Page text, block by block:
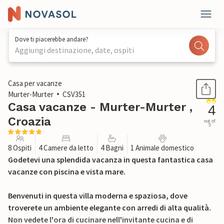
Dove ti piacerebbe andare?
Aggiungi destinazione, date, ospiti
1 / 41
Casa per vacanze
Murter-Murter
CSV351
Casa vacanze - Murter-Murter ,
Croazia
4
out of
5
8 Ospiti 4 Camere da letto 4 Bagni 1 Animale domestico
Godetevi una splendida vacanza in questa fantastica casa
vacanze con piscina e vista mare.
Benvenuti in questa villa moderna e spaziosa, dove
troverete un ambiente elegante con arredi di alta qualità.
Non vedete l'ora di cucinare nell'invitante cucina e di